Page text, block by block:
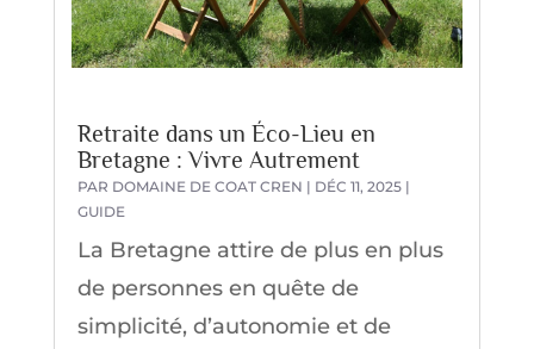
Retraite dans un Éco-Lieu en
Bretagne : Vivre Autrement
PAR DOMAINE DE COAT CREN | DÉC 11, 2025|
GUIDE
La Bretagne attire de plus en plus
de personnes en quête de
simplicité, d’autonomie et de